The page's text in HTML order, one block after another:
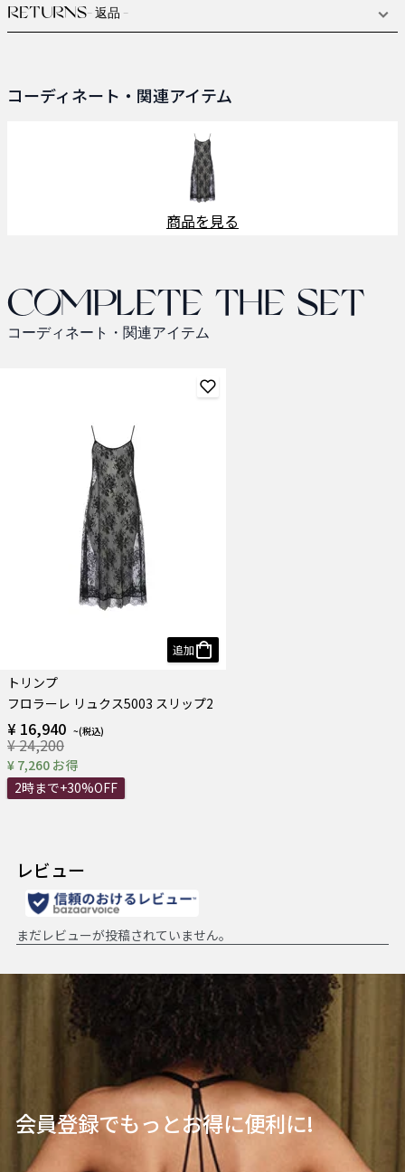
RETURNS- 返品 -
コーディネート・関連アイテム
商品を見る
Complete the set
コーディネート・関連アイテム
追加
トリンプ
フロラーレ リュクス5003 スリップ2
¥ 16,940
¥ 24,200
¥ 7,260 お得
2時まで+30%OFF
会員登録でもっとお得に便利に!